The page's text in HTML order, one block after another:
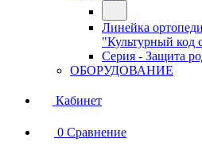
Линейка
"Культурный код
Серия - Защита
ОБОРУДОВАНИЕ
Кабинет
0 Сравнение